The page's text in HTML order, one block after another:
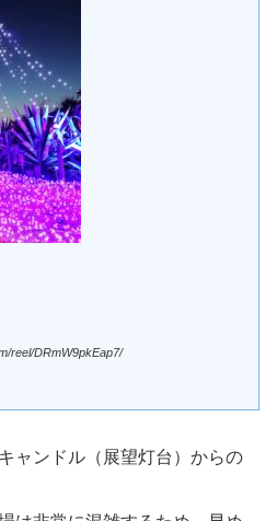
reel/DRmW9pkEap7/
ャンドル（展望灯台）からの